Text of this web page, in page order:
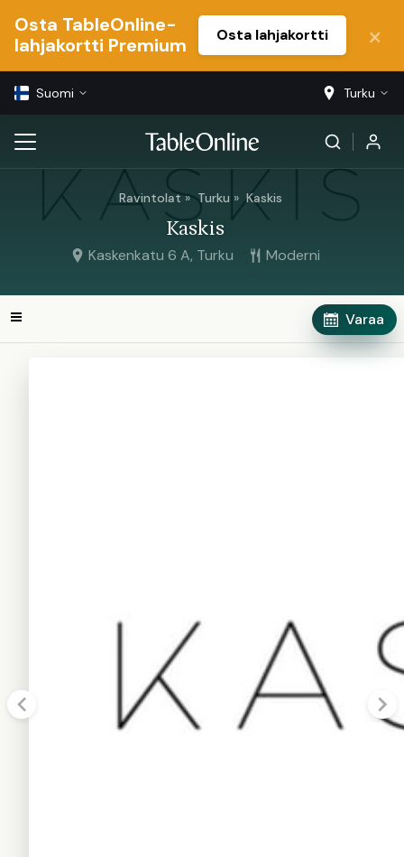
Osta TableOnline-
lahjakortti Premium
Osta lahjakortti
Suomi Turku
Ravintolat Turku Kaskis
Kaskis
Kaskenkatu 6 A, Turku Moderni
Varaa